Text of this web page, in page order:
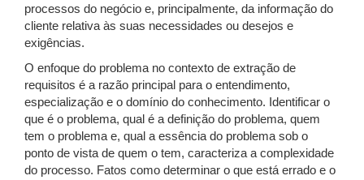
processos do negócio e, principalmente, da informação do
cliente relativa às suas necessidades ou desejos e
exigências.
O enfoque do problema no contexto de extração de
requisitos é a razão principal para o entendimento,
especialização e o domínio do conhecimento. Identificar o
que é o problema, qual é a definição do problema, quem
tem o problema e, qual a essência do problema sob o
ponto de vista de quem o tem, caracteriza a complexidade
do processo. Fatos como determinar o que está errado e o